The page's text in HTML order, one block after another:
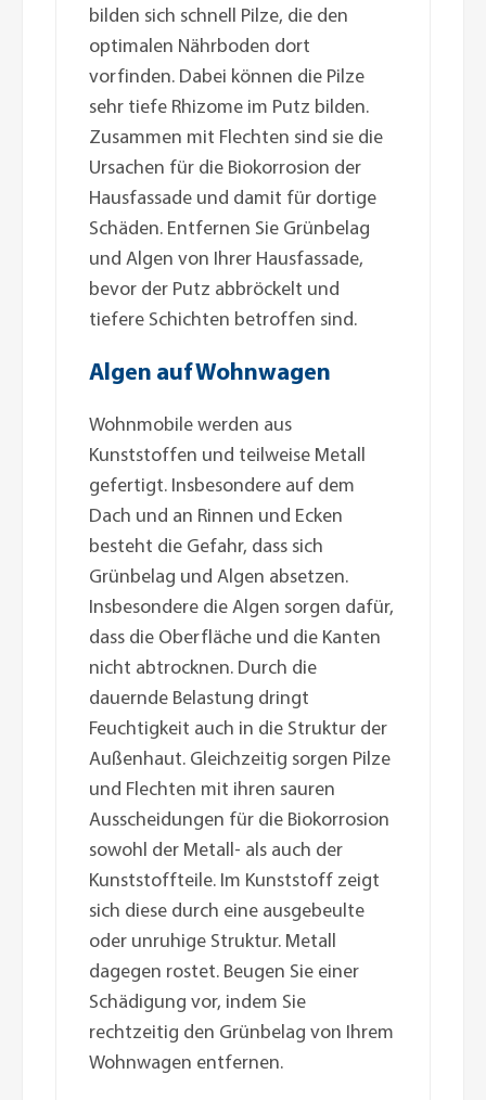
bilden sich schnell Pilze, die den
optimalen Nährboden dort
vorfinden. Dabei können die Pilze
sehr tiefe Rhizome im Putz bilden.
Zusammen mit Flechten sind sie die
Ursachen für die Biokorrosion der
Hausfassade und damit für dortige
Schäden. Entfernen Sie Grünbelag
und Algen von Ihrer Hausfassade,
bevor der Putz abbröckelt und
tiefere Schichten betroffen sind.
Algen auf Wohnwagen
Wohnmobile werden aus
Kunststoffen und teilweise Metall
gefertigt. Insbesondere auf dem
Dach und an Rinnen und Ecken
besteht die Gefahr, dass sich
Grünbelag und Algen absetzen.
Insbesondere die Algen sorgen dafür,
dass die Oberfläche und die Kanten
nicht abtrocknen. Durch die
dauernde Belastung dringt
Feuchtigkeit auch in die Struktur der
Außenhaut. Gleichzeitig sorgen Pilze
und Flechten mit ihren sauren
Ausscheidungen für die Biokorrosion
sowohl der Metall- als auch der
Kunststoffteile. Im Kunststoff zeigt
sich diese durch eine ausgebeulte
oder unruhige Struktur. Metall
dagegen rostet. Beugen Sie einer
Schädigung vor, indem Sie
rechtzeitig den Grünbelag von Ihrem
Wohnwagen entfernen.